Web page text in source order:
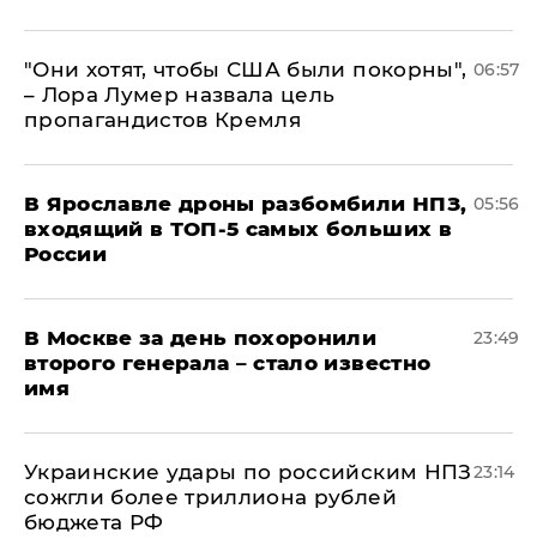
"Они хотят, чтобы США были покорны",
– Лора Лумер назвала цель
пропагандистов Кремля
06:57
В Ярославле дроны разбомбили НПЗ,
входящий в ТОП-5 самых больших в
России
05:56
В Москве за день похоронили
второго генерала – стало известно
имя
23:49
Украинские удары по российским НПЗ
сожгли более триллиона рублей
бюджета РФ
23:14